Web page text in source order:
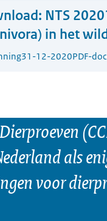
NTS
in het
31-12-2020PDF-
als
voor